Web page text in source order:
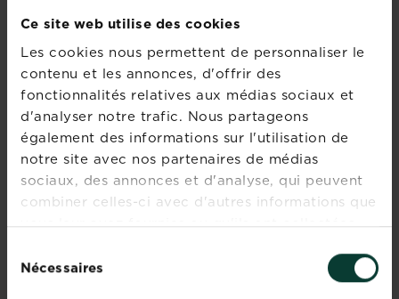
Ce site web utilise des cookies
Les cookies nous permettent de personnaliser le
contenu et les annonces, d'offrir des
fonctionnalités relatives aux médias sociaux et
d'analyser notre trafic. Nous partageons
également des informations sur l'utilisation de
notre site avec nos partenaires de médias
sociaux, des annonces et d'analyse, qui peuvent
combiner celles-ci avec d'autres informations que
vous leur avez fournies ou qu'ils ont collectées
duNécessaires
LES LACTAIRES (FAMILLE DES
LACTARIUS)
Jusqu’à ce que vous deveniez plus expert(e)
dans l’art de distinguer précisément chacun des
membres de cette famille, mieux vaut vous tenir
à l’écart de ce groupe, car la majorité des
lactaires sont vénéneux.
Le moyen de reconnaître les lactaires vous est
suggéré par leur nom : une substance laiteuse
s’écoule des lamelles des lactaires.